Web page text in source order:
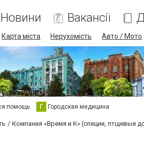
Новини Вакансії
Карта міста Нерухомість Авто / Мото
помощь Г Городская медицина
Компания «Время и К» (специи, птщевые